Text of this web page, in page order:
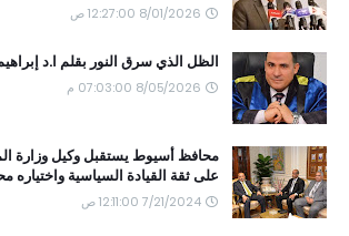
8/01/2026 12:27:00 ص
الظل الذي سرق النور بقلم ا.د
8/05/2026 07:03:00 م
محافظ أسيوط يستقبل وكيل وزارة
على ثقة القيادة السياسية واختياره
7/21/2024 12:11:00 ص